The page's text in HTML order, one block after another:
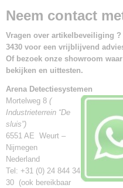
Neem contact
Vragen over artikelbeveiliging ?
3430 voor een vrijblijvend
Of bezoek onze showroom
bekijken en uittesten.
Arena Detectiesystemen
Mortelweg 8 (
Industrieterrein “De
sluis”)
6551 AE Weurt –
Nijmegen
Nederland
Tel: +31 (0) 24 844 34
30 (ook bereikbaar